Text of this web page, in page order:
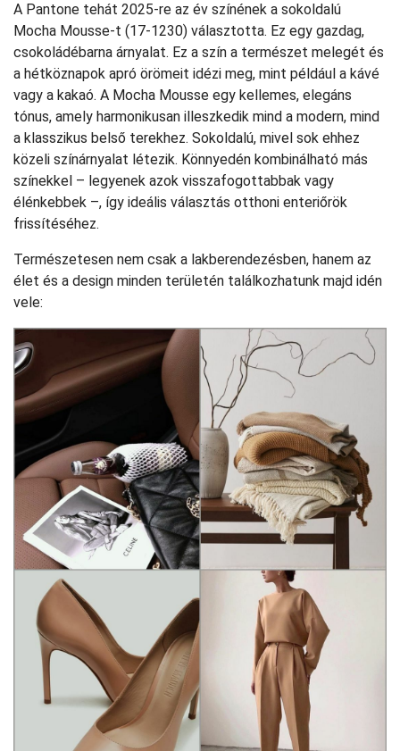
A Pantone tehát 2025-re az év színének a sokoldalú
Mocha Mousse-t (17-1230) választotta. Ez egy gazdag,
csokoládébarna árnyalat. Ez a szín a természet melegét és
a hétköznapok apró örömeit idézi meg, mint például a kávé
vagy a kakaó. A Mocha Mousse egy kellemes, elegáns
tónus, amely harmonikusan illeszkedik mind a modern, mind
a klasszikus belső terekhez. Sokoldalú, mivel sok ehhez
közeli színárnyalat létezik. Könnyedén kombinálható más
színekkel – legyenek azok visszafogottabbak vagy
élénkebbek –, így ideális választás otthoni enteriőrök
frissítéséhez.
Természetesen nem csak a lakberendezésben, hanem az
élet és a design minden területén találkozhatunk majd idén
vele: